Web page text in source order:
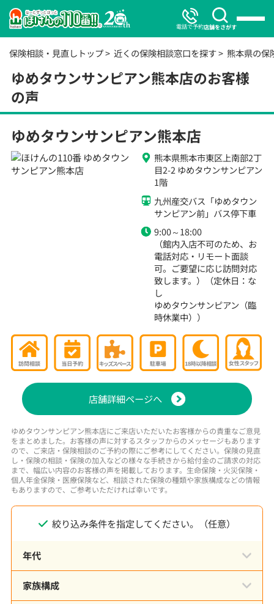
電話で予約店舗をさがす
保険相談・見直しトップ 近くの保険相談窓口を探す 熊本県の保
ゆめタウンサンピアン熊本店のお客様
の声
ゆめタウンサンピアン熊本店
熊本県熊本市東区上南部2丁
目2-2 ゆめタウンサンピアン
1階
九州産交バス「ゆめタウン
サンピアン前」バス停下車
9:00～18:00
（館内入店不可のため、お
電話対応・リモート面談
可。ご要望に応じ訪問対応
致します。）（定休日：な
し
ゆめタウンサンピアン（臨
時休業中））
店舗詳細ページへ
ゆめタウンサンピアン熊本店にご来店いただいたお客様からの貴重なご意見
をまとめました。お客様の声に対するスタッフからのメッセージもあります
ので、ご来店・保険相談のご予約の際にご参考にしてください。保険の見直
し・保険の相談・保険の加入などの様々な手続きから給付金のご請求の対応
まで、幅広い内容のお客様の声を掲載しております。生命保険・火災保険・
個人年金保険・医療保険など、相談された保険の種類や家族構成などの情報
もありますので、ご参考いただければ幸いです。
絞り込み条件を指定してください。（任意）
年代
家族構成